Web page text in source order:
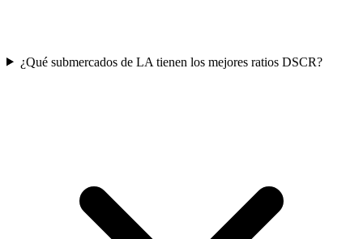
¿Qué submercados de LA tienen los mejores ratios DSCR?